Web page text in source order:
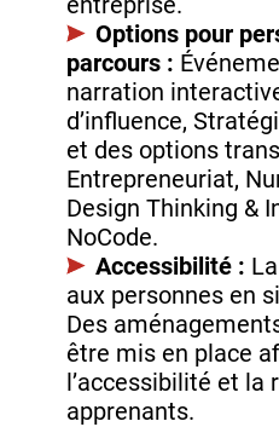
Options pour
parcours :
narration
d’influence,
et des options
Entrepreneuriat,
Design Thinking &
NoCode.
Accessibilité :
aux personnes en
Des
être mis en place
l’accessibilité et la
apprenants.